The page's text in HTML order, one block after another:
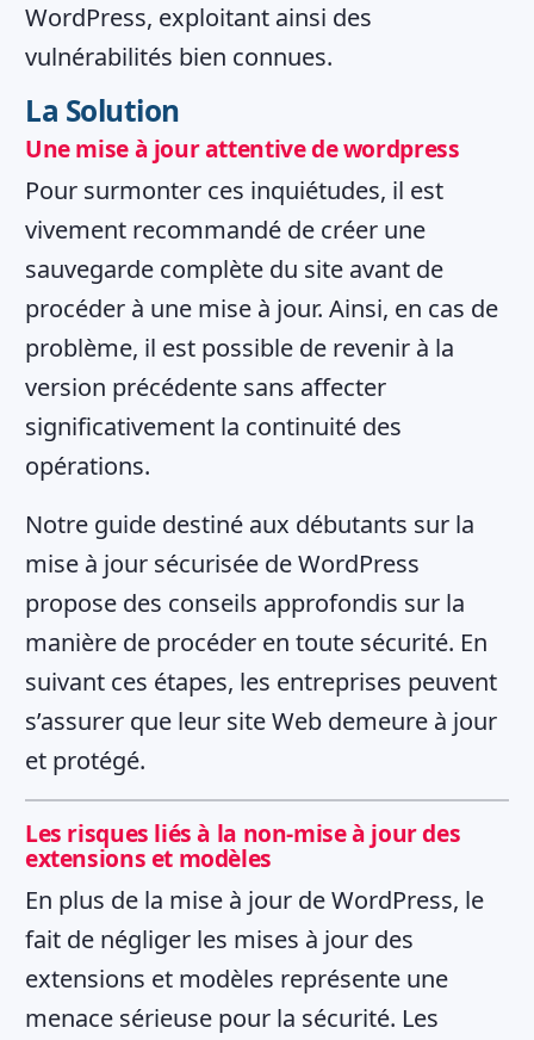
WordPress, exploitant ainsi des
vulnérabilités bien connues.
La Solution
Une mise à jour attentive de wordpress
Pour surmonter ces inquiétudes, il est
vivement recommandé de créer une
sauvegarde complète du site avant de
procéder à une mise à jour. Ainsi, en cas de
problème, il est possible de revenir à la
version précédente sans affecter
significativement la continuité des
opérations.
Notre guide destiné aux débutants sur la
mise à jour sécurisée de WordPress
propose des conseils approfondis sur la
manière de procéder en toute sécurité. En
suivant ces étapes, les entreprises peuvent
s’assurer que leur site Web demeure à jour
et protégé.
Les risques liés à la non-mise à jour des
extensions et modèles
En plus de la mise à jour de WordPress, le
fait de négliger les mises à jour des
extensions et modèles représente une
menace sérieuse pour la sécurité. Les